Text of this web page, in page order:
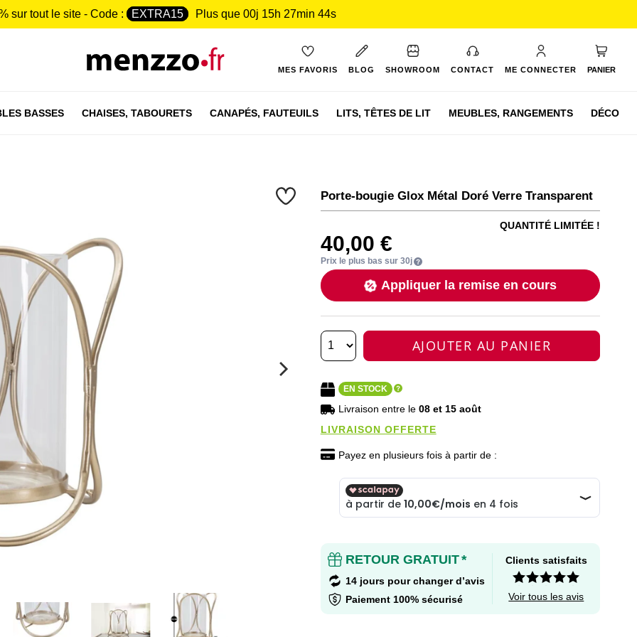
sur tout le site - Code : EXTRA15 Plus que 00j 15h 27min 43s
MES FAVORIS BLOG SHOWROOM CONTACT ME CONNECTER PANIER
BASSES CHAISES, TABOURETS CANAPÉS, FAUTEUILS LITS, TÊTES DE LIT MEUBLES, RANGEMENTS DÉCO
Porte-bougie Glox Métal Doré Verre Transparent
QUANTITÉ LIMITÉE !
40,00 €
Prix le plus bas sur 30j
Appliquer la remise en cours
AJOUTER AU PANIER
EN STOCK
Livraison entre le 08 et 15 août
LIVRAISON OFFERTE
Payez en plusieurs fois à partir de :
RETOUR GRATUIT*
14 jours pour changer d’avis
Paiement 100% sécurisé
Clients satisfaits
Voir tous les avis